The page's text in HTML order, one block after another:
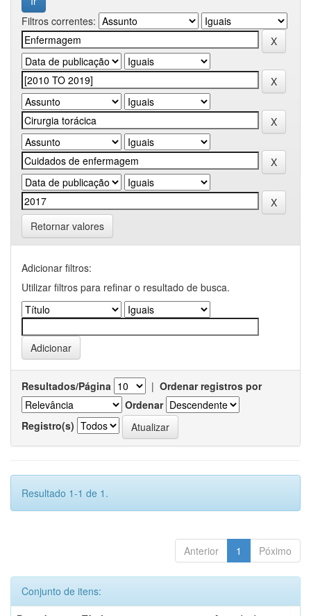
Filtros correntes:
Retornar valores
Adicionar filtros:
Utilizar filtros para refinar o resultado de busca.
Resultados/Página | Ordenar registros por
Ordenar
Registro(s)
Resultado 1-1 de 1.
Anterior 1 Póximo
Conjunto de itens: